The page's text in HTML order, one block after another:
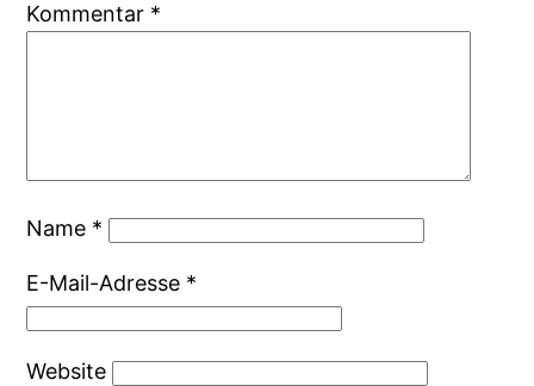
Kommentar *
Name *
E-Mail-Adresse *
Website